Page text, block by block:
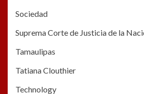
Sociedad
Suprema Corte de Justicia de la
Tamaulipas
Tatiana Clouthier
Technology